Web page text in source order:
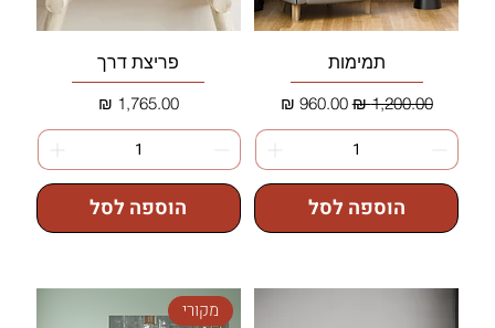
תמימות
מחיר רגיל‏1,200.00 ‏₪ מחיר מבצע‏960.00 ‏₪
הוספה לסל
פריצת דרך
מחיר‏1,765.00 ‏₪
הוספה לסל
מקורי